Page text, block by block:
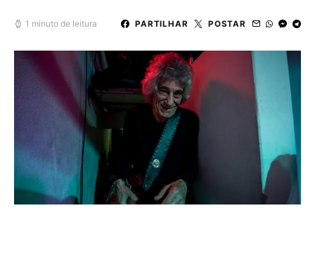
1 minuto de leitura PARTILHAR POSTAR